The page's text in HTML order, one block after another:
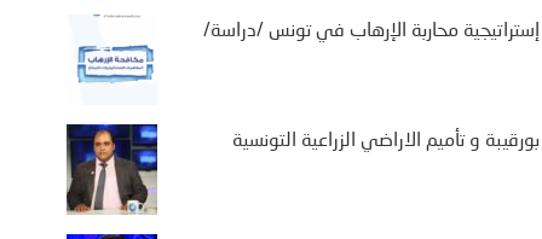
مواجهة حصار متعدد الجبهات”
إستراتيجية محاربة الإرهاب في تونس /دراسة/
بورقيبة و تأميم الاراضي الزراعية التونسية